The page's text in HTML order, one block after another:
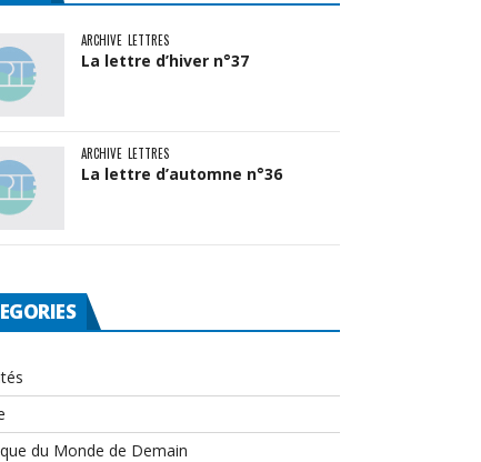
ARCHIVE LETTRES
La lettre d’hiver n°37
ARCHIVE LETTRES
La lettre d’automne n°36
du Monde de Demain